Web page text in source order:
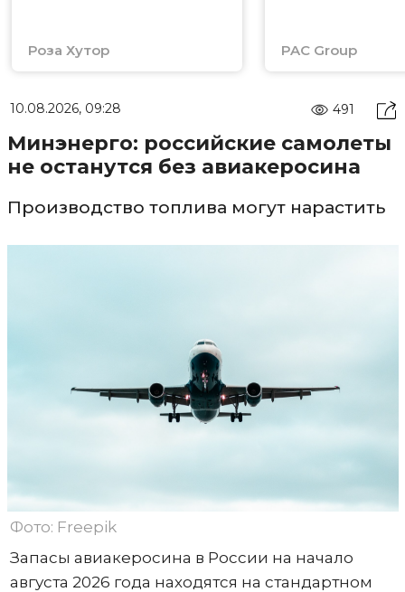
Роза Хутор PAC Group
10.08.2026, 09:28 491
Минэнерго: российские самолеты
не останутся без авиакеросина
Производство топлива могут нарастить
Фото: Freepik
Запасы авиакеросина в России на начало
августа 2026 года находятся на стандартном